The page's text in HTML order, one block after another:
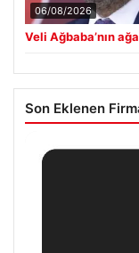
06/08/2026
Veli Ağbaba’nın
Son Eklenen